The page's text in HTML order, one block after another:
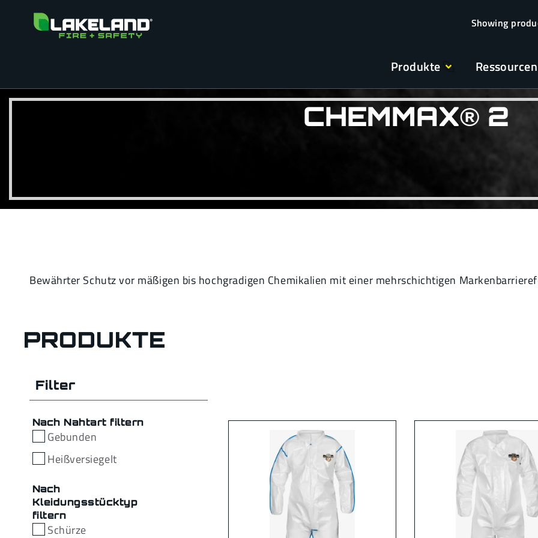
Produkte Ressourcen
CHEMMAX® 2
Bewährter Schutz vor mäßigen bis hochgradigen Chemikalien mit einer mehrschichtigen
PRODUKTE
Filter
Nach Nahtart filtern
Gebunden
Heißversiegelt
Nach
Kleidungsstücktyp
filtern
Schürze